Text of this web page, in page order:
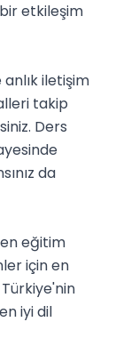
etkileşim
iletişim
takip
Ders
da
eğitim
için en
iyi dil